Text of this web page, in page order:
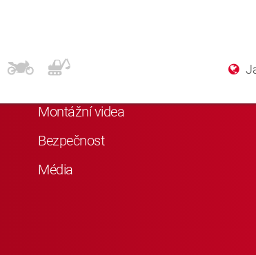
Montážní videa
Bezpečnost
Média